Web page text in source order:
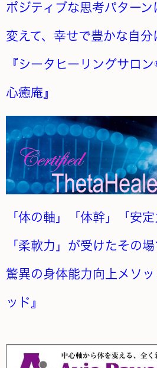
ポジティブな思考パターン
変えて、幸せで豊かな自分
『シータヒーリングサ
心癒庵』
「体の軸」「体幹」「安定
「柔軟力」が受けたその場
驚異の身体能力向上メソ
ッド』